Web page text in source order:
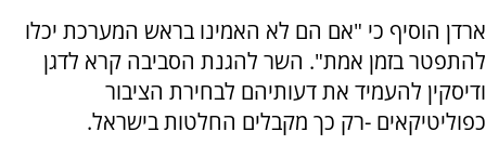
ארדן הוסיף כי "אם הם לא האמינו בראש המערכת יכלו
להתפטר בזמן אמת". השר להגנת הסביבה קרא לדגן
ודיסקין להעמיד את דעותיהם לבחירת הציבור
כפוליטיקאים -רק כך מקבלים החלטות בישראל.